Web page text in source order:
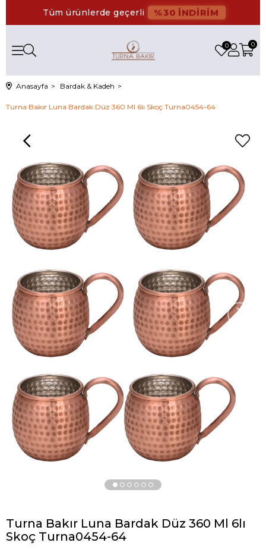
Tüm ürünlerde geçerli %30 İNDİRİM
0
0
Anasayfa Bardak & Kadeh
Turna Bakır Luna Bardak Düz 360 Ml 6lı Skoç Turna0454-64
›
Turna Bakır Luna Bardak Düz 360 Ml 6lı
Skoç Turna0454-64